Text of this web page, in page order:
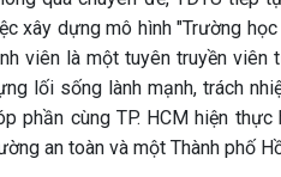
xây dựng mô hình "Trường
viên là một tuyên truyền viên
lối sống lành mạnh, trách
phần cùng TP. HCM hiện
an toàn và một Thành phố